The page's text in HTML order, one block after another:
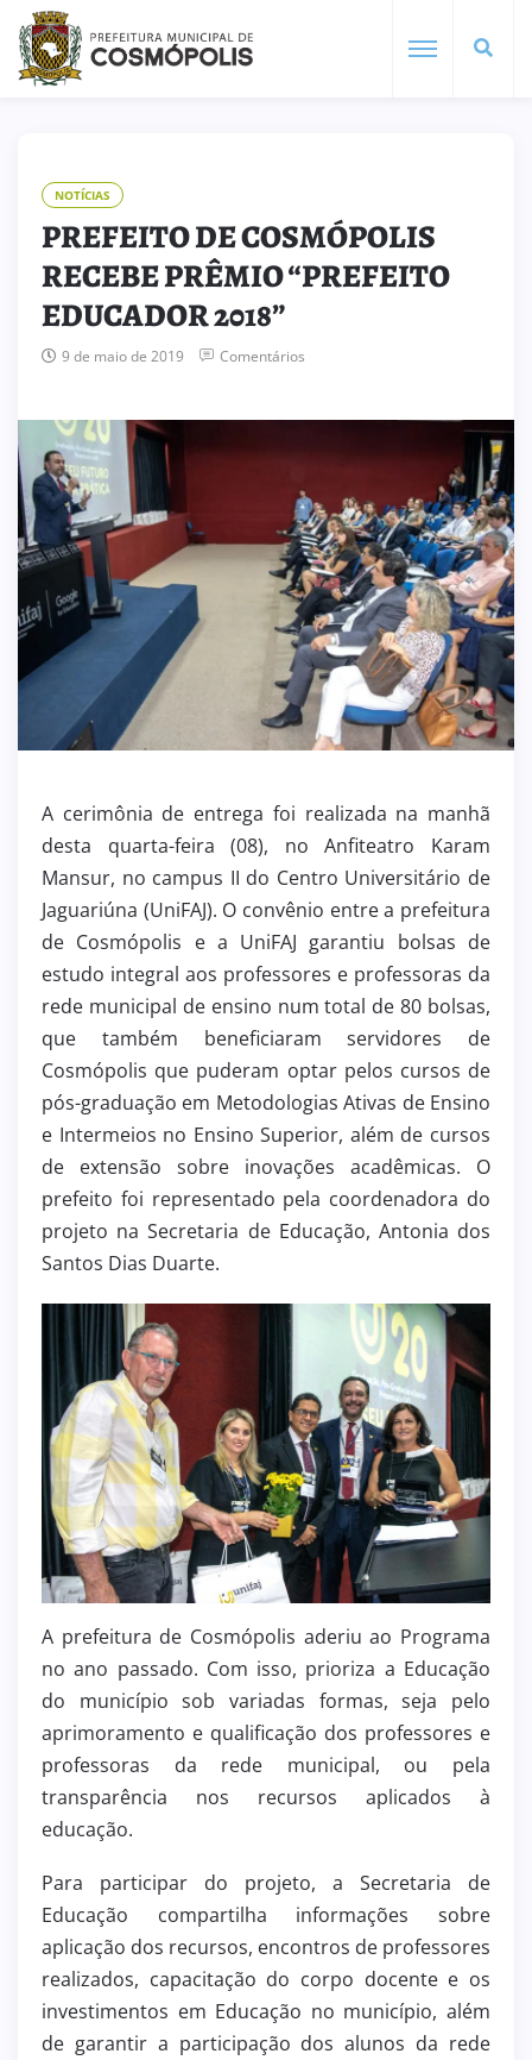
NOTÍCIAS
PREFEITO DE COSMÓPOLIS
RECEBE PRÊMIO “PREFEITO
EDUCADOR 2018”
9 de maio de 2019 Comentários
A cerimônia de entrega foi realizada na manhã
desta quarta-feira (08), no Anfiteatro Karam
Mansur, no campus II do Centro Universitário de
Jaguariúna (UniFAJ). O convênio entre a prefeitura
de Cosmópolis e a UniFAJ garantiu bolsas de
estudo integral aos professores e professoras da
rede municipal de ensino num total de 80 bolsas,
que também beneficiaram servidores de
Cosmópolis que puderam optar pelos cursos de
pós-graduação em Metodologias Ativas de Ensino
e Intermeios no Ensino Superior, além de cursos
de extensão sobre inovações acadêmicas. O
prefeito foi representado pela coordenadora do
projeto na Secretaria de Educação, Antonia dos
Santos Dias Duarte.
A prefeitura de Cosmópolis aderiu ao Programa
no ano passado. Com isso, prioriza a Educação
do município sob variadas formas, seja pelo
aprimoramento e qualificação dos professores e
professoras da rede municipal, ou pela
transparência nos recursos aplicados à
educação.
Para participar do projeto, a Secretaria de
Educação compartilha informações sobre
aplicação dos recursos, encontros de professores
realizados, capacitação do corpo docente e os
investimentos em Educação no município, além
de garantir a participação dos alunos da rede